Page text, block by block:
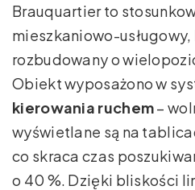
Brauquartier to
mieszkaniowo-
rozbudowany o
Obiekt wyposażono w
kierowania ruchem–
wyświetlane są na
co skraca czas
o 40 %. Dzięki bliskości